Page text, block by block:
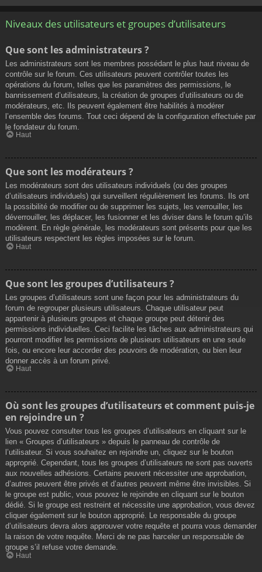
Niveaux des utilisateurs et groupes d’utilisateurs
Que sont les administrateurs ?
Les administrateurs sont les membres possédant le plus haut niveau de
contrôle sur le forum. Ces utilisateurs peuvent contrôler toutes les
opérations du forum, telles que les paramètres des permissions, le
bannissement d’utilisateurs, la création de groupes d’utilisateurs ou de
modérateurs, etc. Ils peuvent également être habilités à modérer
l’ensemble des forums. Tout ceci dépend de la configuration effectuée par
le fondateur du forum.
Haut
Que sont les modérateurs ?
Les modérateurs sont des utilisateurs individuels (ou des groupes
d’utilisateurs individuels) qui surveillent régulièrement les forums. Ils ont
la possibilité de modifier ou de supprimer les sujets, les verrouiller, les
déverrouiller, les déplacer, les fusionner et les diviser dans le forum qu’ils
modèrent. En règle générale, les modérateurs sont présents pour que les
utilisateurs respectent les règles imposées sur le forum.
Haut
Que sont les groupes d’utilisateurs ?
Les groupes d’utilisateurs sont une façon pour les administrateurs du
forum de regrouper plusieurs utilisateurs. Chaque utilisateur peut
appartenir à plusieurs groupes et chaque groupe peut détenir des
permissions individuelles. Ceci facilite les tâches aux administrateurs qui
pourront modifier les permissions de plusieurs utilisateurs en une seule
fois, ou encore leur accorder des pouvoirs de modération, ou bien leur
donner accès à un forum privé.
Haut
Où sont les groupes d’utilisateurs et comment puis-je
en rejoindre un ?
Vous pouvez consulter tous les groupes d’utilisateurs en cliquant sur le
lien « Groupes d’utilisateurs » depuis le panneau de contrôle de
l’utilisateur. Si vous souhaitez en rejoindre un, cliquez sur le bouton
approprié. Cependant, tous les groupes d’utilisateurs ne sont pas ouverts
aux nouvelles adhésions. Certains peuvent nécessiter une approbation,
d’autres peuvent être privés et d’autres peuvent même être invisibles. Si
le groupe est public, vous pouvez le rejoindre en cliquant sur le bouton
dédié. Si le groupe est restreint et nécessite une approbation, vous devez
cliquer également sur le bouton approprié. Le responsable du groupe
d’utilisateurs devra alors approuver votre requête et pourra vous demander
la raison de votre requête. Merci de ne pas harceler un responsable de
groupe s’il refuse votre demande.
Haut